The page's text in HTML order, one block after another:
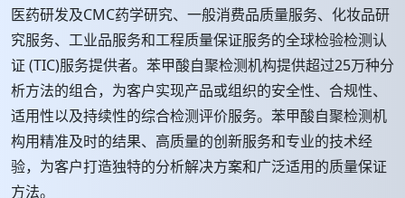
医药研发及CMC药学研究、一般消费品质量服务、化妆品研
究服务、工业品服务和工程质量保证服务的全球检验检测认
证 (TIC)服务提供者。苯甲酸自聚检测机构提供超过25万种分
析方法的组合，为客户实现产品或组织的安全性、合规性、
适用性以及持续性的综合检测评价服务。苯甲酸自聚检测机
构用精准及时的结果、高质量的创新服务和专业的技术经
验，为客户打造独特的分析解决方案和广泛适用的质量保证
方法。